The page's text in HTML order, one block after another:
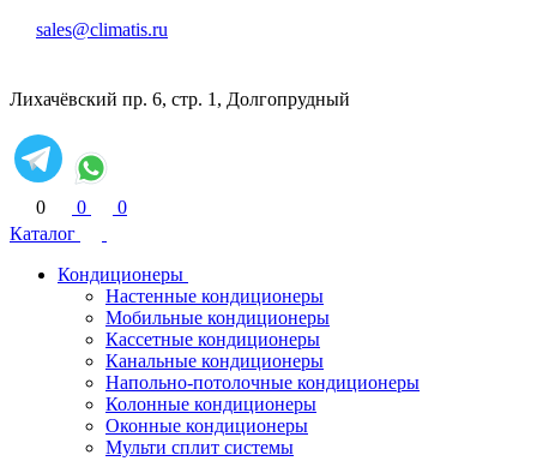
sales@climatis.ru
Лихачёвский пр. 6, стр. 1, Долгопрудный
0 0
0
Каталог
Кондиционеры
Настенные кондиционеры
Мобильные кондиционеры
Кассетные кондиционеры
Канальные кондиционеры
Напольно-потолочные кондиционеры
Колонные кондиционеры
Оконные кондиционеры
Мульти сплит системы